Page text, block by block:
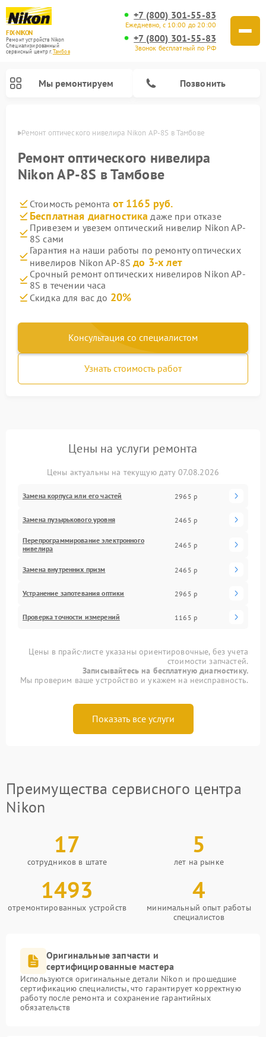
FIX-NIKON
Ремонт устройств Nikon
Специализированный
cервисный центр г.Тамбов
+7 (800) 301-55-83
Ежедневно, с 10:00 до 20:00
+7 (800) 301-55-83
Звонок бесплатный по РФ
Мы ремонтируем Позвонить
Ремонт оптического нивелира Nikon AP-8S в Тамбове
Ремонт оптического нивелира
Nikon AP-8S в Тамбове
Стоимость ремонта от 1165 руб.
Бесплатная диагностика даже при отказе
Привезем и увезем оптический нивелир Nikon AP-
8S сами
Гарантия на наши работы по ремонту оптических
нивелиров Nikon AP-8Sдо 3-х лет
Срочный ремонт оптических нивелиров Nikon AP-
8S в течении часа
Скидка для вас до 20%
Консультация со специалистом
Узнать стоимость работ
Цены на услуги ремонта
Цены актуальны на текущую дату 07.08.2026
Замена корпуса или его частей 2965 р
Замена пузырькового уровня 2465 р
Перепрограммирование электронного
нивелира
2465 р
Замена внутренних призм 2465 р
Устранение запотевания оптики 2965 р
Проверка точности измерений 1165 р
Цены в прайс-листе указаны ориентировочные, без учета
стоимости запчастей.
Записывайтесь на бесплатную диагностику.
Мы проверим ваше устройство и укажем на неисправность.
Показать все услуги
Преимущества сервисного центра
Nikon
17
сотрудников в штате
5
лет на рынке
1493
отремонтированных устройств
4
минимальный опыт работы
специалистов
Оригинальные запчасти и
сертифицированные мастера
Используются оригинальные детали Nikon и прошедшие
сертификацию специалисты, что гарантирует корректную
работу после ремонта и сохранение гарантийных
обязательств